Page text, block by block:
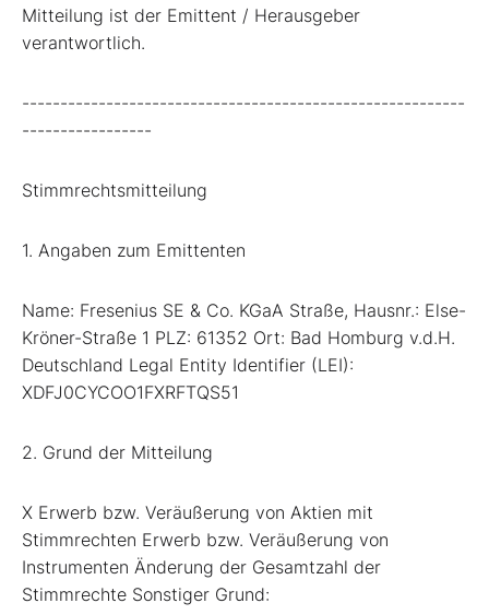
Mitteilung ist der Emittent / Herausgeber
verantwortlich.
----------------------------------------------------------
-----------------
Stimmrechtsmitteilung
1. Angaben zum Emittenten
Name: Fresenius SE & Co. KGaA Straße, Hausnr.: Else-
Kröner-Straße 1 PLZ: 61352 Ort: Bad Homburg v.d.H.
Deutschland Legal Entity Identifier (LEI):
XDFJ0CYCOO1FXRFTQS51
2. Grund der Mitteilung
X Erwerb bzw. Veräußerung von Aktien mit
Stimmrechten Erwerb bzw. Veräußerung von
Instrumenten Änderung der Gesamtzahl der
Stimmrechte Sonstiger Grund: